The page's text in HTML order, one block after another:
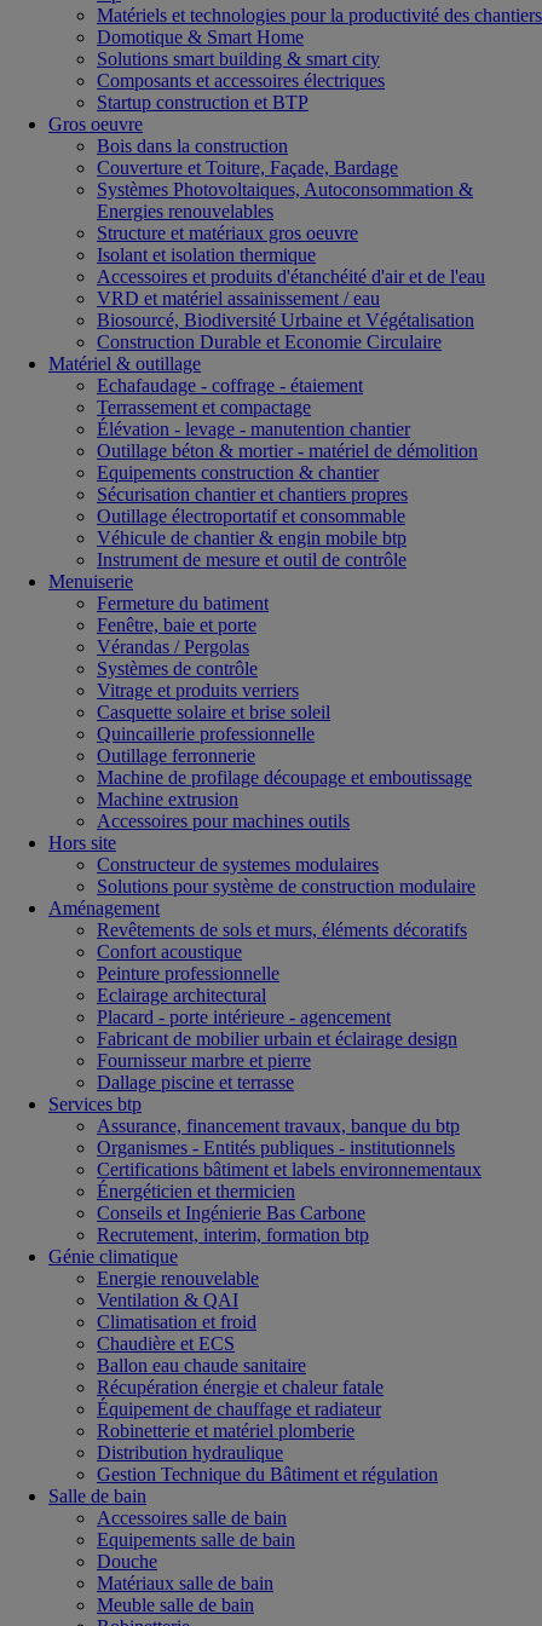
Matériels et technologies pour la productivité des chantiers
Domotique & Smart Home
Solutions smart building & smart city
Composants et accessoires électriques
Startup construction et BTP
Gros oeuvre
Bois dans la construction
Couverture et Toiture, Façade, Bardage
Systèmes Photovoltaiques, Autoconsommation &
Energies renouvelables
Structure et matériaux gros oeuvre
Isolant et isolation thermique
Accessoires et produits d'étanchéité d'air et de l'eau
VRD et matériel assainissement / eau
Biosourcé, Biodiversité Urbaine et Végétalisation
Construction Durable et Economie Circulaire
Matériel & outillage
Echafaudage - coffrage - étaiement
Terrassement et compactage
Élévation - levage - manutention chantier
Outillage béton & mortier - matériel de démolition
Equipements construction & chantier
Sécurisation chantier et chantiers propres
Outillage électroportatif et consommable
Véhicule de chantier & engin mobile btp
Instrument de mesure et outil de contrôle
Menuiserie
Fermeture du batiment
Fenêtre, baie et porte
Vérandas / Pergolas
Systèmes de contrôle
Vitrage et produits verriers
Casquette solaire et brise soleil
Quincaillerie professionnelle
Outillage ferronnerie
Machine de profilage découpage et emboutissage
Machine extrusion
Accessoires pour machines outils
Hors site
Constructeur de systemes modulaires
Solutions pour système de construction modulaire
Aménagement
Revêtements de sols et murs, éléments décoratifs
Confort acoustique
Peinture professionnelle
Eclairage architectural
Placard - porte intérieure - agencement
Fabricant de mobilier urbain et éclairage design
Fournisseur marbre et pierre
Dallage piscine et terrasse
Services btp
Assurance, financement travaux, banque du btp
Organismes - Entités publiques - institutionnels
Certifications bâtiment et labels environnementaux
Énergéticien et thermicien
Conseils et Ingénierie Bas Carbone
Recrutement, interim, formation btp
Génie climatique
Energie renouvelable
Ventilation & QAI
Climatisation et froid
Chaudière et ECS
Ballon eau chaude sanitaire
Récupération énergie et chaleur fatale
Équipement de chauffage et radiateur
Robinetterie et matériel plomberie
Distribution hydraulique
Gestion Technique du Bâtiment et régulation
Salle de bain
Accessoires salle de bain
Equipements salle de bain
Douche
Matériaux salle de bain
Meuble salle de bain